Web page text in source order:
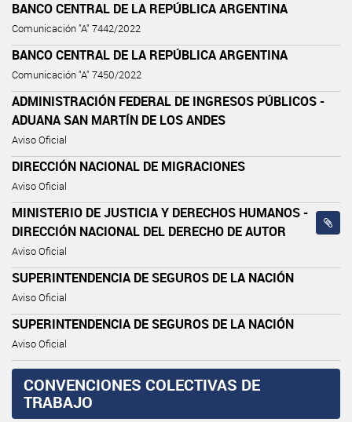
BANCO CENTRAL DE LA REPÚBLICA ARGENTINA
Comunicación "A" 7442/2022
BANCO CENTRAL DE LA REPÚBLICA ARGENTINA
Comunicación "A" 7450/2022
ADMINISTRACIÓN FEDERAL DE INGRESOS PÚBLICOS -
ADUANA SAN MARTÍN DE LOS ANDES
Aviso Oficial
DIRECCIÓN NACIONAL DE MIGRACIONES
Aviso Oficial
MINISTERIO DE JUSTICIA Y DERECHOS HUMANOS -
DIRECCIÓN NACIONAL DEL DERECHO DE AUTOR
Aviso Oficial
SUPERINTENDENCIA DE SEGUROS DE LA NACIÓN
Aviso Oficial
SUPERINTENDENCIA DE SEGUROS DE LA NACIÓN
Aviso Oficial
CONVENCIONES COLECTIVAS DE
TRABAJO